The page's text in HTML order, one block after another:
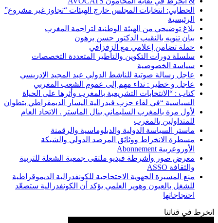
الحطابي: انتخابات المجلس خارج الهيئات “تجاوز غير مشروع”
الرئيسية
بلاغ توضيحي من الهيئة الوطنية لتراجمة المغرب
بيان تنويه بالنقيب الدكتور حسن برهون
حملة تضامن إعلامي مع الزفزافي
سلسلة دورات التكوين والتأطير المتعددة التخصصات
سياسة الخصوصية
عاجل رسالة صوتية للناشط الدولي عبد المجيد الإدريسي
عاجل و خطير : نداء مهم إلى عموم الشعب المغربي
كتاب : “الانتخابات التشريعية بالمغرب وأثرها على الحياة
السياسية “في لقاء حزب فيدرالية اليسار الديمقراطي بتطوان
لأول مرة بالمغرب السليماني ينال الماستر . الاتحاد العام
للمتداولين بالمغرب
ماستر السياسة الدولية والدبلوماسية والرقمنة
مسطرة الانخراط ووثائق المرصد الدولي والشبكة
الأوروعربية Abonnement
معرض صور وأشرطة فيديو ملتقى جمعية الشعلة للتربية
والثقافة ASSO
منع المسيرة الجهوية الاحتجاجية للكونفدرالية الديموقراطية
للشغل بالعيون وهوير العلمي يؤكد أن الكونفدرالية ستصعّد
احتجاجاتها
انخرط في قناتنا